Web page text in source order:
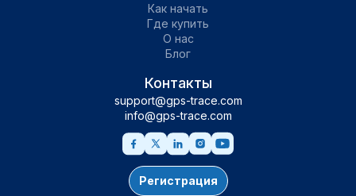
Как начать
Где купить
О нас
Блог
Контакты
support@gps-trace.com
info@gps-trace.com
Регистрация